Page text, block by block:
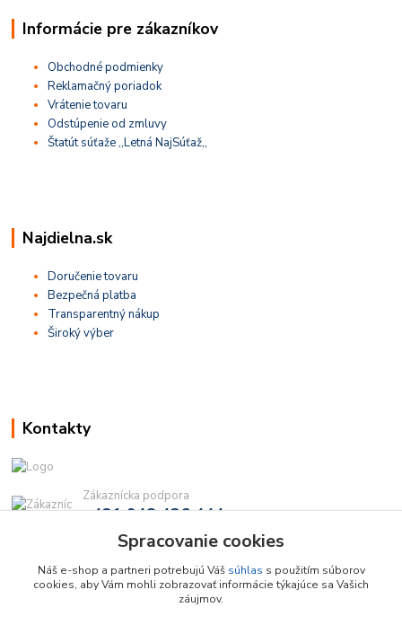
Informácie pre zákazníkov
Obchodné podmienky
Reklamačný poriadok
Vrátenie tovaru
Odstúpenie od zmluvy
Štatút súťaže ,,Letná NajSúťaž,,
Najdielna.sk
Doručenie tovaru
Bezpečná platba
Transparentný nákup
Široký výber
Kontakty
Zákaznícka podpora
+421 948 436 444
(Po-Pia, 9-16 hod.)
info@najdielna.sk
Spracovanie cookies
Náš e-shop a partneri potrebujú Váš súhlas s použitím súborov
cookies, aby Vám mohli zobrazovať informácie týkajúce sa Vašich
záujmov.